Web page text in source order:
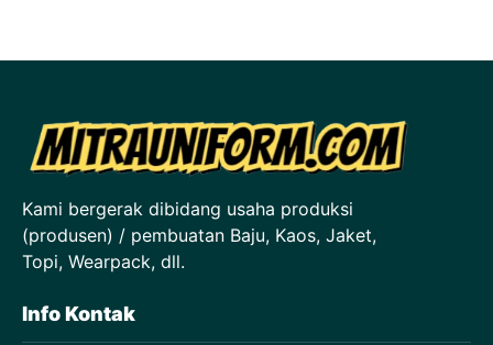
Kami bergerak dibidang usaha produksi
(produsen) / pembuatan Baju, Kaos, Jaket,
Topi, Wearpack, dll.
Info Kontak